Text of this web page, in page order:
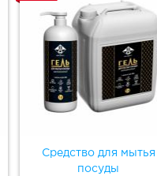
Средство для мытья
посуды